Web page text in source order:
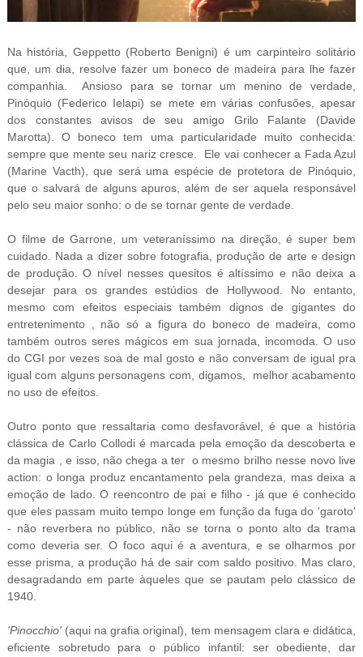
Na história, Geppetto (Roberto Benigni) é um carpinteiro solitário
que, um dia, resolve fazer um boneco de madeira para lhe fazer
companhia. Ansioso para se tornar um menino de verdade,
Pinóquio (Federico Ielapi) se mete em várias confusões, apesar
dos constantes avisos de seu amigo Grilo Falante (Davide
Marotta). O boneco tem uma particularidade muito conhecida:
sempre que mente seu nariz cresce. Ele vai conhecer a Fada Azul
(Marine Vacth), que será uma espéciede protetora de Pinóquio,
que o salvará de alguns apuros, além de ser aquela responsável
pelo seu maior sonho: o de se tornar gente de verdade.
O filme de Garrone, um veteraníssimo na direção, é super bem
cuidado. Nada a dizer sobre fotografia, produção de arte e design
de produção. O nível nesses quesitos é altíssimo e não deixa a
desejar para os grandes estúdios de Hollywood. No entanto,
mesmo com efeitos especiais também dignos de gigantes do
entretenimento
, não só a figura do boneco de madeira, como
também outros seres mágicos em sua jornada, incomoda. O uso
do CGI por vezes soa de mal gosto e não conversam de igual pra
igual com alguns personagens com, digamos, melhor acabamento
no uso de efeitos.
Outro ponto que ressaltaria como desfavorável, é que a história
clássica de Carlo Collodi é marcada pela emoção da descoberta e
da magia , e isso, não chega a ter o mesmo brilho nesse novo live
action: o longa produz encantamento pela grandeza, mas deixa a
emoção de lado. O reencontro de pai e filho - já que é conhecido
que eles passam muito tempo longe em função da fuga do 'garoto'
- não reverbera no público, não se torna o ponto alto da trama
como deveria ser. O foco aqui é a aventura, e se olharmos por
esse prisma, a produção há de sair com saldo positivo. Mas claro,
desagradando em parte àqueles que se pautam pelo clássico de
1940.
'Pinocchio'(aqui na grafia original), tem mensagem clara e didática,
eficiente sobretudo para o público infantil: ser obediente, dar